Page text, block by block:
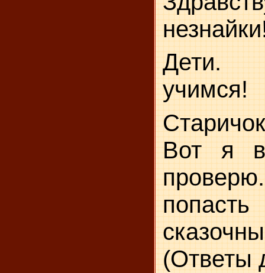
Дети.
учимся!
Вот я
(Ответы